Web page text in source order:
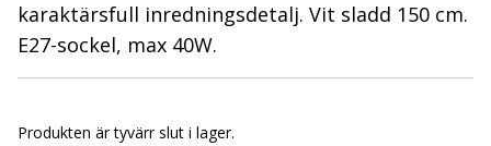
karaktärsfull inredningsdetalj. Vit sladd 150 cm.
E27-sockel, max 40W.
Produkten är tyvärr slut i lager.